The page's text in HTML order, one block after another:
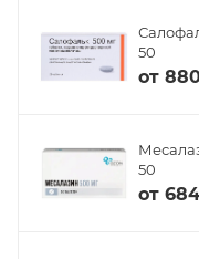
50
от
50
от